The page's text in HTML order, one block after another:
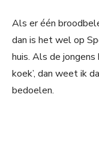
Als er één
dan is het wel op
huis. Als de
koek’, dan weet ik
bedoelen.